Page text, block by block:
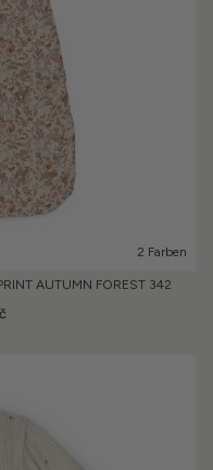
2 Farben
AUTUMN FOREST 342